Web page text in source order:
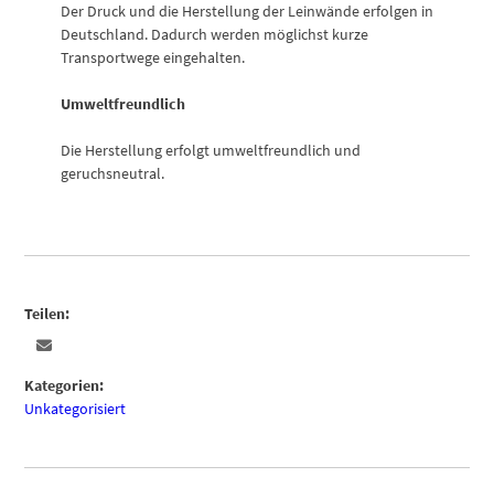
Der Druck und die Herstellung der Leinwände erfolgen in
Deutschland. Dadurch werden möglichst kurze
Transportwege eingehalten.
Umweltfreundlich
Die Herstellung erfolgt umweltfreundlich und
geruchsneutral.
Teilen:
Kategorien:
Unkategorisiert